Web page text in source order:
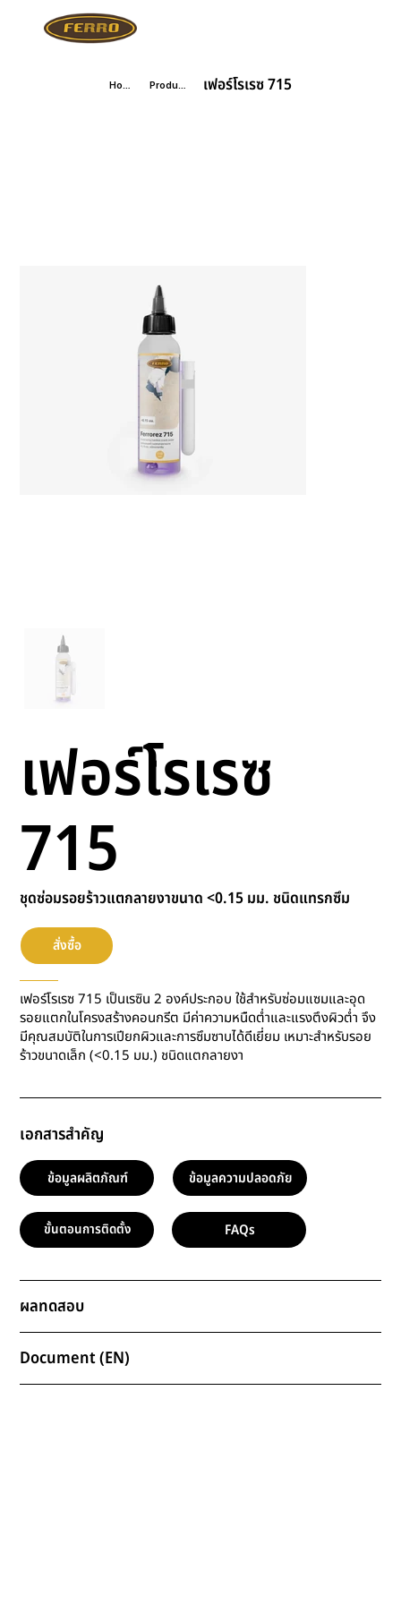
Home Products เฟอร์โรเรซ 715
เฟอร์โรเรซ
715
ชุดซ่อมรอยร้าวแตกลายงาขนาด <0.15 มม. ชนิดแทรกซึม
สั่งซื้อ
เฟอร์โรเรซ 715 เป็นเรซิน 2 องค์ประกอบ ใช้สำหรับซ่อมแซมและอุด
รอยแตกในโครงสร้างคอนกรีต มีค่าความหนืดต่ำและแรงตึงผิวต่ำ จึง
มีคุณสมบัติในการเปียกผิวและการซึมซาบได้ดีเยี่ยม เหมาะสำหรับรอย
ร้าวขนาดเล็ก (<0.15 มม.) ชนิดแตกลายงา
เอกสารสำคัญ
ข้อมูลผลิตภัณฑ์ ข้อมูลความปลอดภัย
ขั้นตอนการติดตั้ง FAQs
ผลทดสอบ
Document (EN)